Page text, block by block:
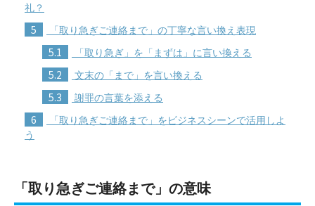
礼？
5 「取り急ぎご連絡まで」の丁寧な言い換え表現
5.1 「取り急ぎ」を「まずは」に言い換える
5.2 文末の「まで」を言い換える
5.3 謝罪の言葉を添える
6
「取り急ぎご連絡まで」をビジネスシーンで活用しよ
う
「取り急ぎご連絡まで」の意味